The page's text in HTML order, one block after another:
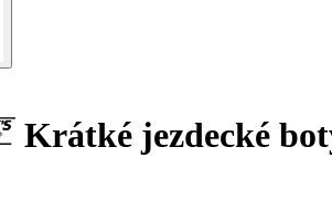
Krátké jezdecké